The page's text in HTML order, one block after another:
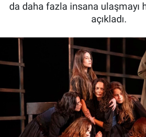
da daha fazla insana ulaşmayı
açıkladı.
Son Dakika Haberleri